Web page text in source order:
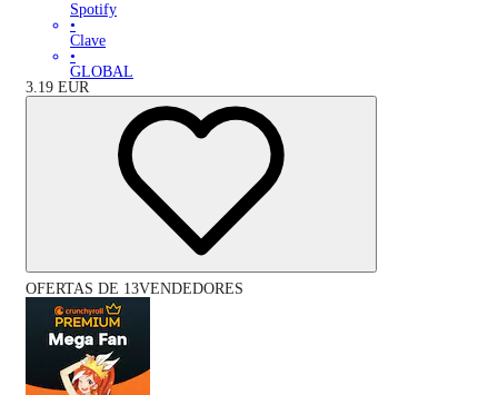
Spotify
•
Clave
•
GLOBAL
3.19 EUR
OFERTAS DE 13VENDEDORES